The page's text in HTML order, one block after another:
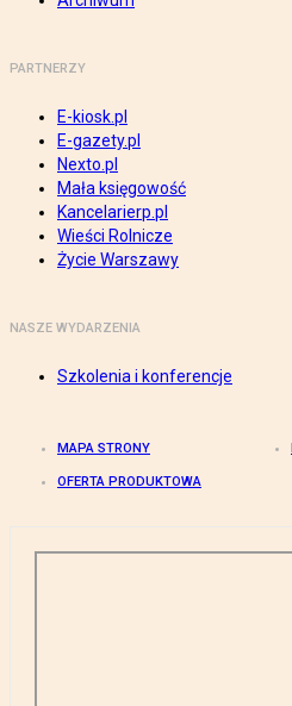
PARTNERZY
E-kiosk.pl
E-gazety.pl
Nexto.pl
Mała księgowość
Kancelarierp.pl
Wieści Rolnicze
Życie Warszawy
NASZE WYDARZENIA
Szkolenia i konferencje
MAPA STRONY
OFERTA PRODUKTOWA